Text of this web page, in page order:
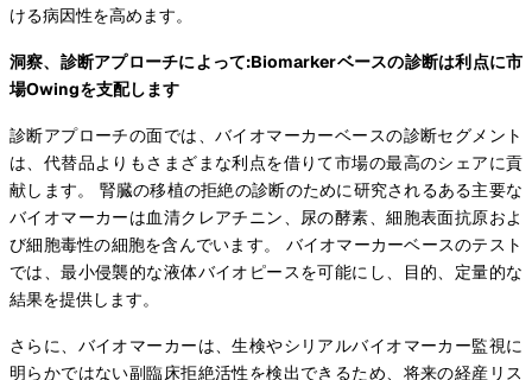
ける病因性を高めます。
洞察、診断アプローチによって:Biomarkerベースの診断は利点に市
場Owingを支配します
診断アプローチの面では、バイオマーカーベースの診断セグメント
は、代替品よりもさまざまな利点を借りて市場の最高のシェアに貢
献します。 腎臓の移植の拒絶の診断のために研究されるある主要な
バイオマーカーは血清クレアチニン、尿の酵素、細胞表面抗原およ
び細胞毒性の細胞を含んでいます。 バイオマーカーベースのテスト
では、最小侵襲的な液体バイオピースを可能にし、目的、定量的な
結果を提供します。
さらに、バイオマーカーは、生検やシリアルバイオマーカー監視に
明らかではない副臨床拒絶活性を検出できるため、将来の経産リス